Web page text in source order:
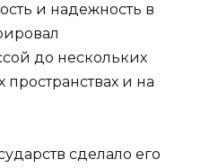
и надежность в
до нескольких
и на
сделало его